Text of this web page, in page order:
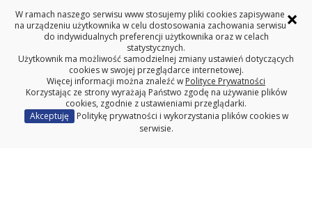
Deklaracja dostępności
Polityka prywatności
Poprzednia wersja serwisu www
Politechnika Białostocka
WYDZIAŁ INŻYNIERII ZARZĄDZANIA
POLITECHNIKA BIAŁOSTOCKA
×
W ramach naszego serwisu www stosujemy pliki cookies zapisywane
na urządzeniu użytkownika w celu dostosowania zachowania serwisu
do indywidualnych preferencji użytkownika oraz w celach
statystycznych.
Użytkownik ma możliwość samodzielnej zmiany ustawień dotyczących
cookies w swojej przeglądarce internetowej.
Więcej informacji można znaleźć w Polityce Prywatności
Korzystając ze strony wyrażają Państwo zgodę na używanie plików
cookies, zgodnie z ustawieniami przeglądarki.
Akceptuję
Politykę prywatności i wykorzystania plików cookies w
serwisie.